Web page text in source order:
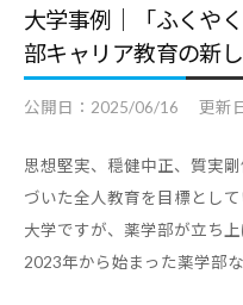
リ
ア
に
す
る
大学事例｜「ふくや
部キャリア教育の新
公開日： 2025/06/16 更新
思想堅実、穏健中正、質実
づいた全人教育を目標とし
大学ですが、薬学部が立ち
2023年から始まった薬学部